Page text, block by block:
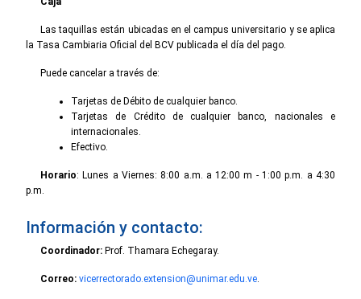
Las taquillas están ubicadas en el campus universitario y se aplica
la Tasa Cambiaria Oficial del BCV publicada el día del pago.
Puede cancelar a través de:
Tarjetas de Débito de cualquier banco.
Tarjetas de Crédito de cualquier banco, nacionales e
internacionales.
Efectivo.
Horario: Lunes a Viernes: 8:00 a.m. a 12:00 m - 1:00 p.m. a 4:30
p.m.
Información y contacto:
Coordinador: Prof. Thamara Echegaray.
Correo: vicerrectorado.extension@unimar.edu.ve.